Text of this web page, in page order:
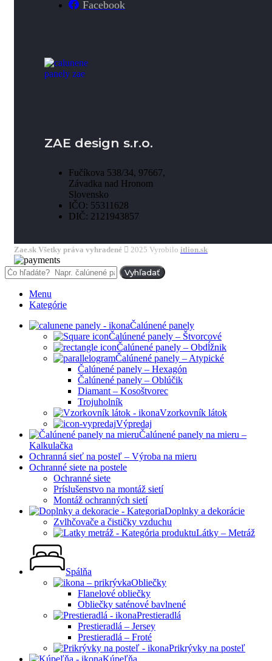
Facebook
ZAE design s.r.o.
Fučíkova 538/34, 97667,
Závadka nad Hronom
Slovensko
IČO: 55311628
DIČ: 2121943857
Zae.sk Všetky práva vyhradené 2025 Vyrobilo itlion.sk
Vyhľadať
Menu
Kategórie
Čalúnené panely
Čalúnené panely – Štvorcové
Čalúnené panely – Obdĺžnik
Čalúnené panely – Atypické
Čalúnené panely – Hexagón
Čalúnené panely – Oblúčik
Diamant – Kosoštvorec
Trojuholník
Vzorkovník látok
Výpredaj
Čalúnené panely na mieru –
Kalkulačka
Ochranná sieť na posteľ – Výroba na mieru
Ochranné siete na postele
Ochranné siete
Príslušenstvo na montáž sietí
Montáž ochranných sietí
Doplnky a dekorácie
Zvlhčovače a čističky vzduchu
Látky – Metráž
Spálňa
Obliečky
Flanelové obliečky
Obliečky saténové bavlnené
Prestieradlá
Prestieradlá – Jersey
Prestieradlá – Froté
Prikrývky na posteľ
Kúpeľňa